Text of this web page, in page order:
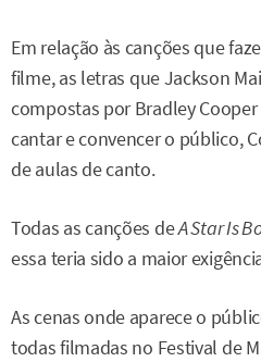
Em relação às canções que
filme, as letras que Jackson
compostas por Bradley
cantar e convencer o público,
de aulas de canto.
Todas as canções deA Star Is
essa teria sido a maior
As cenas onde aparece o
todas filmadas no Festival de